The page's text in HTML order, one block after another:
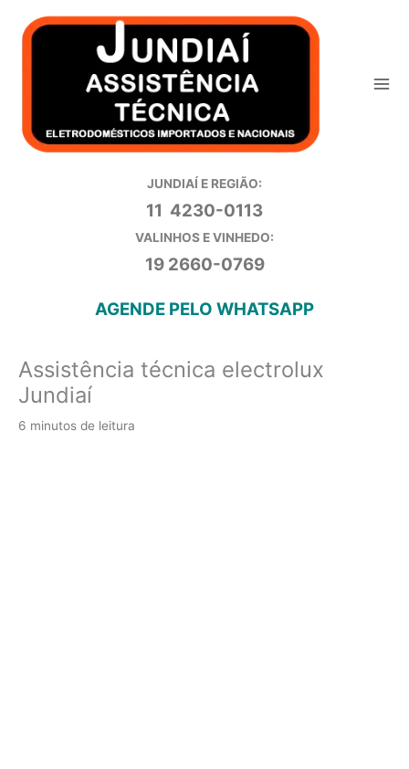
para
JUNDIAÍ E REGIÃO:
11 4230-0113
VALINHOS E VINHEDO:
19 2660-0769
AGENDE PELO WHATSAPP
Assistência técnica electrolux
Jundiaí
6 minutos de leitura